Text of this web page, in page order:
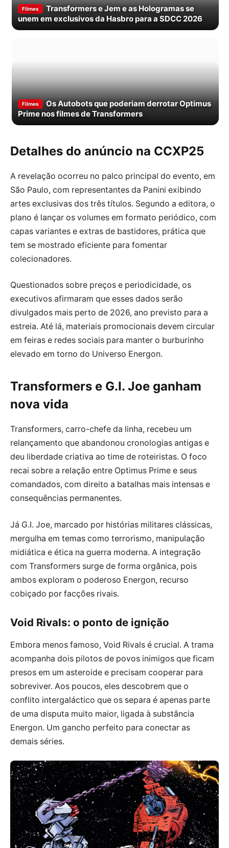
Filmes
Transformers e Jem e as Hologramas se
unem em exclusivos da Hasbro para a SDCC 2026
Filmes
Os Autobots que poderiam derrotar Optimus
Prime nos filmes de Transformers
Detalhes do anúncio na CCXP25
A revelação ocorreu no palco principal do evento, em
São Paulo, com representantes da Panini exibindo
artes exclusivas dos três títulos. Segundo a editora, o
plano é lançar os volumes em formato periódico, com
capas variantes e extras de bastidores, prática que
tem se mostrado eficiente para fomentar
colecionadores.
Questionados sobre preços e periodicidade, os
executivos afirmaram que esses dados serão
divulgados mais perto de 2026, ano previsto para a
estreia. Até lá, materiais promocionais devem circular
em feiras e redes sociais para manter o burburinho
elevado em torno do Universo Energon.
Transformers e G.I. Joe ganham
nova vida
Transformers, carro-chefe da linha, recebeu um
relançamento que abandonou cronologias antigas e
deu liberdade criativa ao time de roteiristas. O foco
recai sobre a relação entre Optimus Prime e seus
comandados, com direito a batalhas mais intensas e
consequências permanentes.
Já G.I. Joe, marcado por histórias militares clássicas,
mergulha em temas como terrorismo, manipulação
midiática e ética na guerra moderna. A integração
com Transformers surge de forma orgânica, pois
ambos exploram o poderoso Energon, recurso
cobiçado por facções rivais.
Void Rivals: o ponto de ignição
Embora menos famoso, Void Rivals é crucial. A trama
acompanha dois pilotos de povos inimigos que ficam
presos em um asteroide e precisam cooperar para
sobreviver. Aos poucos, eles descobrem que o
conflito intergaláctico que os separa é apenas parte
de uma disputa muito maior, ligada à substância
Energon. Um gancho perfeito para conectar as
demais séries.